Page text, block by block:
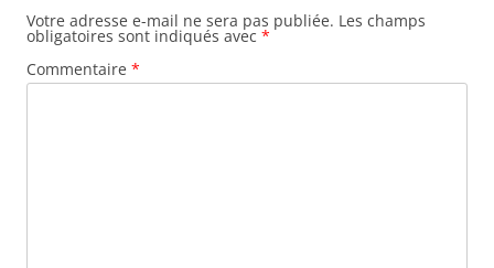
Votre adresse e-mail ne sera pas publiée. Les champs
obligatoires sont indiqués avec *
Commentaire *